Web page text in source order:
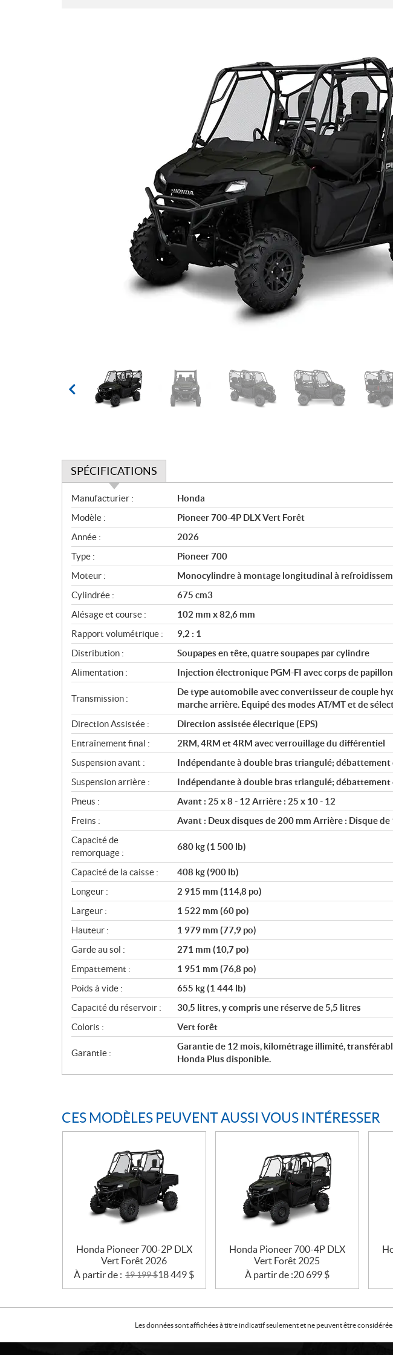
SPÉCIFICATIONS
S
p
é
c
i
f
i
c
a
t
i
o
n
s
Manufacturier :
Honda
Modèle :
Pioneer 700-4P DLX Vert Forêt
Année :
2026
Type :
Pioneer 700
Moteur :
Monocylindre à montage longitudinal à
Cylindrée :
675 cm3
Alésage et course :
102 mm x 82,6 mm
Rapport volumétrique :
9,2 : 1
Distribution :
Soupapes en tête, quatre soupapes par cylindre
Alimentation :
Injection électronique PGM-FI avec corps de
Transmission :
De type automobile avec convertisseur de couple
marche arrière. Équipé des modes AT/MT et de
Direction Assistée :
Direction assistée électrique (EPS)
Entraînement final :
2RM, 4RM et 4RM avec verrouillage du différentiel
Suspension avant :
Indépendante à double bras triangulé; débattement
Suspension arrière :
Indépendante à double bras triangulé; débattement
Pneus :
Avant : 25 x 8 - 12 Arrière : 25 x 10 - 12
Freins :
Avant : Deux disques de 200 mm Arrière : Disque de
Capacité de
remorquage :
680 kg (1 500 lb)
Capacité de la caisse :
408 kg (900 lb)
Longeur :
2 915 mm (114,8 po)
Largeur :
1 522 mm (60 po)
Hauteur :
1 979 mm (77,9 po)
Garde au sol :
271 mm (10,7 po)
Empattement :
1 951 mm (76,8 po)
Poids à vide :
655 kg (1 444 lb)
Capacité du réservoir :
30,5 litres, y compris une réserve de 5,5 litres
Coloris :
Vert forêt
Garantie :
Garantie de 12 mois, kilométrage illimité,
Honda Plus disponible.
CES MODÈLES PEUVENT AUSSI VOUS INTÉRESSER
Honda Pioneer 700-2P DLX
Vert Forêt 2026
À partir de : 19 199$18 449 $
Honda Pioneer 700-4P DLX
Vert Forêt 2025
À partir de :20 699 $
Les données sont affichées à titre indicatif seulement et ne peuvent être